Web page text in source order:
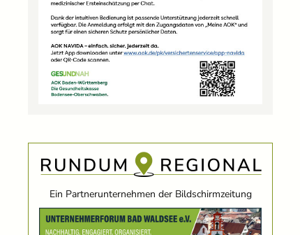
Ein Partnerunternehmen der Bildschirmzeitung